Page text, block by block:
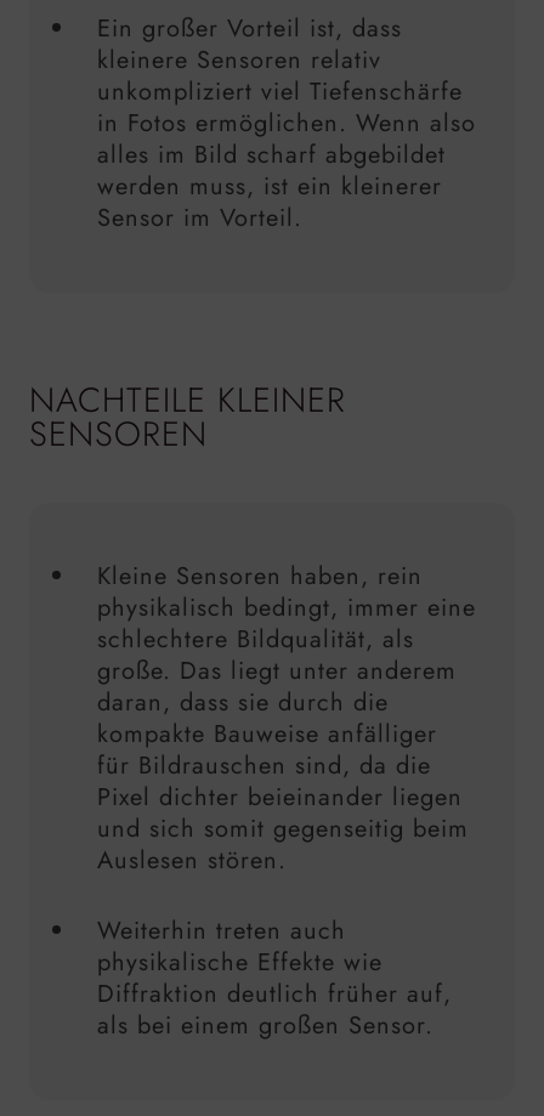
Ein großer Vorteil ist, dass
kleinere Sensoren relativ
unkompliziert viel Tiefenschärfe
in Fotos ermöglichen. Wenn also
alles im Bild scharf abgebildet
werden muss, ist ein kleinerer
Sensor im Vorteil.
NACHTEILE KLEINER
SENSOREN
Kleine Sensoren haben, rein
physikalisch bedingt, immer eine
schlechtere Bildqualität, als
große. Das liegt unter anderem
daran, dass sie durch die
kompakte Bauweise anfälliger
für Bildrauschen sind, da die
Pixel dichter beieinander liegen
und sich somit gegenseitig beim
Auslesen stören.
Weiterhin treten auch
physikalische Effekte wie
Diffraktion deutlich früher auf,
als bei einem großen Sensor.